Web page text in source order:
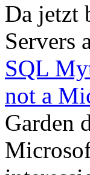
Da jetzt
Servers
SQL
not a
Garden